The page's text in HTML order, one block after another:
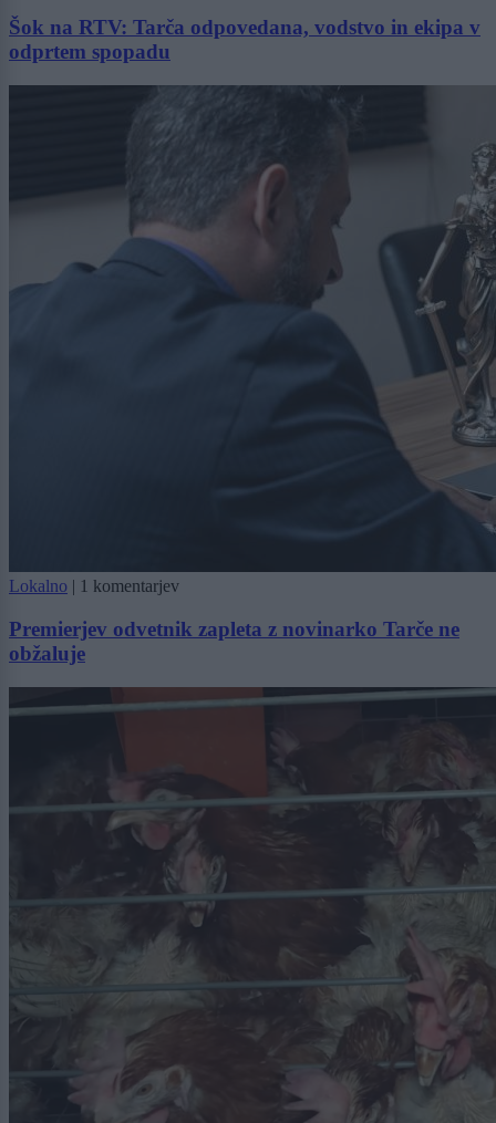
Šok na RTV: Tarča odpovedana, vodstvo in ekipa v
odprtem spopadu
Lokalno | 1 komentarjev
Premierjev odvetnik zapleta z novinarko Tarče ne
obžaluje